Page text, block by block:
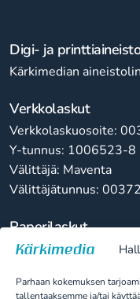
Parhaan kokemuksen
tallentaaksemme ja/tai
Digi- ja
Kärkimedian
Verkkolaskut
Verkkolaskuosoite:
Y-tunnus: 1006523-8
Välittäjä: Maventa
Välittäjätunnus:
Paperilaskut
Kärkimedia Oy
PL 100